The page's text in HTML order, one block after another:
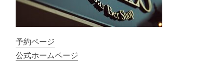
予約ページ
公式ホームページ